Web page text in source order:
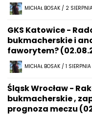
MICHAŁ BOSAK / 2
GKS Katowice -
bukmacherskie i
faworytem?
MICHAŁ BOSAK / 1
Śląsk Wrocław -
bukmacherskie ,
prognoza meczu